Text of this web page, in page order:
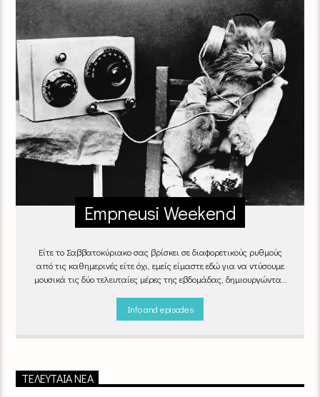
Empneusi Weekend
Είτε το Σαββατοκύριακο σας βρίσκει σε διαφορετικούς ρυθμούς
από τις καθημερινές είτε όχι, εμείς είμαστε εδώ για να ντύσουμε
μουσικά τις δύο τελευταίες μέρες της εβδομάδας, δημιουργώντας
Info and episodes
ΤΕΛΕΥΤΑΊΑ ΝΈΑ